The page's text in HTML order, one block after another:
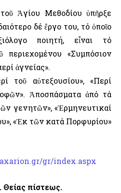
Ἁγίου Μεθοδίου ὑπῆρξε
δέ ἔργο του, τό ὁποῖο
ποιητή, εἶναι τό
περιεχομένου «Συμπόσιον
ἁγνείας».
τοῦ αὐτεξουσίου», «Περί
Ἀποσπάσματα ἀπό τά
γενητῶν», «Ἑρμηνευτικαί
«Ἐκ τῶν κατά Πορφυρίου»
gr/index.aspx
Θείας πίστεως.